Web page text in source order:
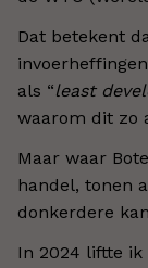
Dat betekent
als “least
waarom dit zo
Maar waar
handel, tonen
donkerdere
In 2024 liftte ik